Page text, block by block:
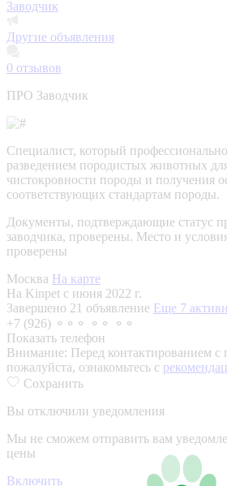
Заводчик
Другие объявления
0 отзывов
ПРО Заводчик
Специалист, который
разведением породистых животных
чистокровности породы и получения
соответствующих стандартам породы.
Документы, подтверждающие статус
заводчика, проверены. Место и
проверены
Москва На карте
На Kinpet c июня 2022 г.
Завершено 21 объявление Еще 7
+7 (926) ⚬⚬⚬ ⚬⚬ ⚬⚬
Показать телефон
Внимание: Перед контактированием с
пожалуйста, ознакомьтесь с
Сохранить
Вы отключили уведомления
Мы не сможем отправить вам
цены
Включить